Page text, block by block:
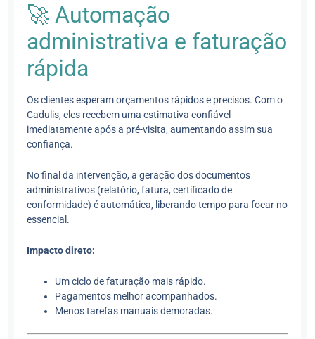
🚀 Automação
administrativa e faturação
rápida
Os clientes esperam orçamentos rápidos e precisos. Com o
Cadulis, eles recebem uma estimativa confiável
imediatamente após a pré-visita, aumentando assim sua
confiança.
No final da intervenção, a geração dos documentos
administrativos (relatório, fatura, certificado de
conformidade) é automática, liberando tempo para focar no
essencial.
Impacto direto:
Um ciclo de faturação mais rápido.
Pagamentos melhor acompanhados.
Menos tarefas manuais demoradas.